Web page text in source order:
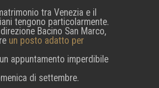
tra Venezia e il
tengono particolarmente.
Bacino San Marco,
un posto adatto per
appuntamento imperdibile
di settembre.